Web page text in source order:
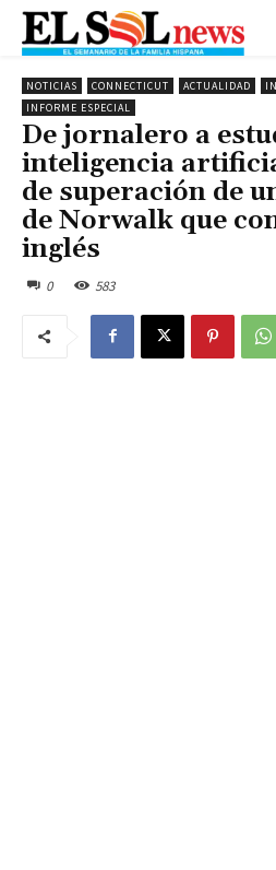
NOTICIAS CONNECTICUT ACTUALIDAD
INFORME ESPECIAL
De jornalero a
inteligencia
de superación de
de Norwalk que
inglés
0 583